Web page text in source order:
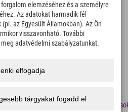
4.634km
Sí- és snowboardpályák
97%
Fenntarthatósági
elemzéséhez és a személyre
Az adatokat harmadik fél
az Egyesült Államokban). Az Ön
visszavonható. További
adatvédelmi szabályzatunkat.
elfogadja
tárgyakat fogadd el